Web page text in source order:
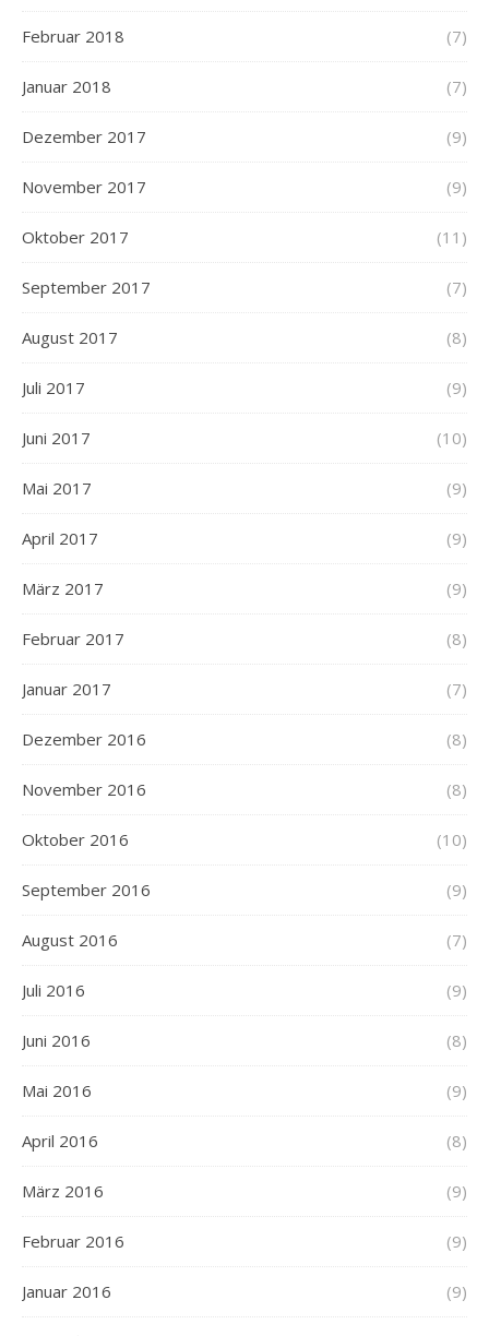
Februar 2018 (7)
Januar 2018 (7)
Dezember 2017 (9)
November 2017 (9)
Oktober 2017 (11)
September 2017 (7)
August 2017 (8)
Juli 2017 (9)
Juni 2017 (10)
Mai 2017 (9)
April 2017 (9)
März 2017 (9)
Februar 2017 (8)
Januar 2017 (7)
Dezember 2016 (8)
November 2016 (8)
Oktober 2016 (10)
September 2016 (9)
August 2016 (7)
Juli 2016 (9)
Juni 2016 (8)
Mai 2016 (9)
April 2016 (8)
März 2016 (9)
Februar 2016 (9)
Januar 2016 (9)